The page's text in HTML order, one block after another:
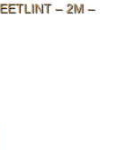
– 2M –